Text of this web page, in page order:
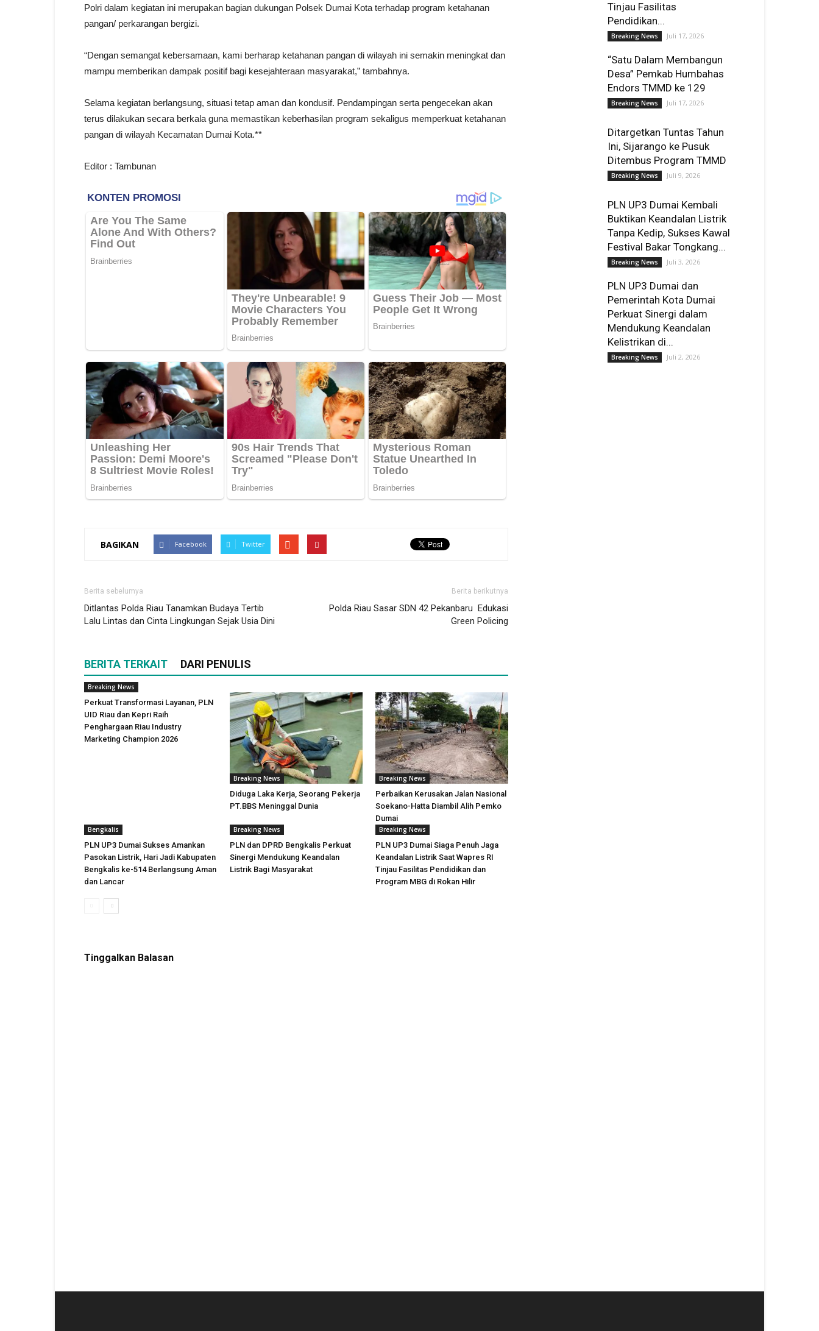
Polri dalam kegiatan ini merupakan bagian dukungan Polsek Dumai Kota terhadap program ketahanan
pangan/ perkarangan bergizi.
“Dengan semangat kebersamaan, kami berharap ketahanan pangan di wilayah ini semakin meningkat dan
mampu memberikan dampak positif bagi kesejahteraan masyarakat,” tambahnya.
Selama kegiatan berlangsung, situasi tetap aman dan kondusif. Pendampingan serta pengecekan akan
terus dilakukan secara berkala guna memastikan keberhasilan program sekaligus memperkuat ketahanan
pangan di wilayah Kecamatan Dumai Kota.**
Editor : Tambunan
BAGIKAN Facebook Twitter
Berita sebelumya
Ditlantas Polda Riau Tanamkan Budaya Tertib
Lalu Lintas dan Cinta Lingkungan Sejak Usia Dini
Berita berikutnya
Polda Riau Sasar SDN 42 Pekanbaru Edukasi
Green Policing
BERITA TERKAIT DARI PENULIS
Breaking News
Perkuat Transformasi Layanan, PLN
UID Riau dan Kepri Raih
Penghargaan Riau Industry
Marketing Champion 2026
Breaking News
Diduga Laka Kerja, Seorang Pekerja
PT.BBS Meninggal Dunia
Breaking News
Perbaikan Kerusakan Jalan Nasional
Soekano-Hatta Diambil Alih Pemko
Dumai
Bengkalis
PLN UP3 Dumai Sukses Amankan
Pasokan Listrik, Hari Jadi Kabupaten
Bengkalis ke-514 Berlangsung Aman
dan Lancar
Breaking News
PLN dan DPRD Bengkalis Perkuat
Sinergi Mendukung Keandalan
Listrik Bagi Masyarakat
Breaking News
PLN UP3 Dumai Siaga Penuh Jaga
Keandalan Listrik Saat Wapres RI
Tinjau Fasilitas Pendidikan dan
Program MBG di Rokan Hilir
Tinggalkan Balasan
Tinjau Fasilitas
Pendidikan...
Breaking News Juli 17, 2026
“Satu Dalam Membangun
Desa” Pemkab Humbahas
Endors TMMD ke 129
Breaking News Juli 17, 2026
Ditargetkan Tuntas Tahun
Ini, Sijarango ke Pusuk
Ditembus Program TMMD
Breaking News Juli 9, 2026
PLN UP3 Dumai Kembali
Buktikan Keandalan Listrik
Tanpa Kedip, Sukses Kawal
Festival Bakar Tongkang...
Breaking News Juli 3, 2026
PLN UP3 Dumai dan
Pemerintah Kota Dumai
Perkuat Sinergi dalam
Mendukung Keandalan
Kelistrikan di...
Breaking News Juli 2, 2026